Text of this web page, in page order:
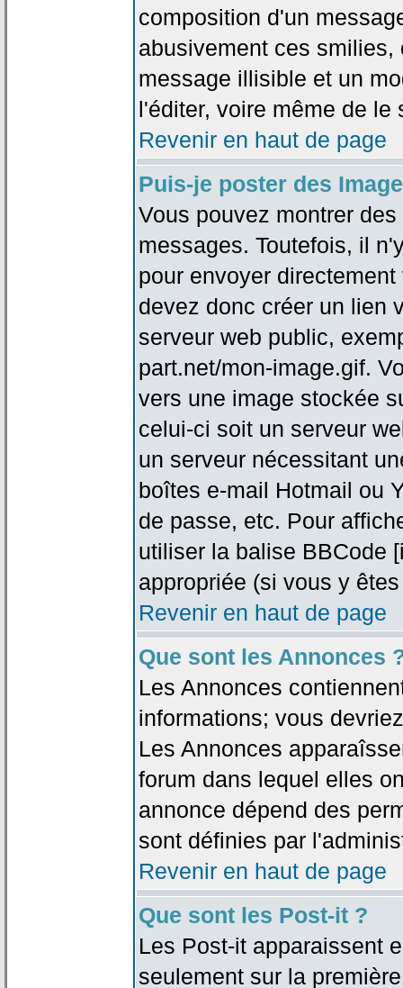
composition d'un
abusivement ces
message illisible et un
l'éditer, voire même de le
Revenir en haut de page
Puis-je poster des
Vous pouvez montrer
messages. Toutefois, il
pour envoyer
devez donc créer un lien
serveur web public,
part.net/mon-image.gif.
vers une image stockée
celui-ci soit un serveur
un serveur nécessitant
boîtes e-mail Hotmail ou
de passe, etc. Pour
utiliser la balise BBCode
appropriée (si vous y
Revenir en haut de page
Que sont les Annonces
Les Annonces
informations; vous
Les Annonces
forum dans lequel elles
annonce dépend des
sont définies par
Revenir en haut de page
Que sont les Post-it ?
Les Post-it apparaissent
seulement sur la